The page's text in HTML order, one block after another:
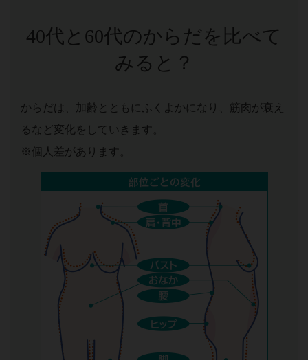
40代と60代のからだを比べて
みると？
からだは、加齢とともにふくよかになり、筋肉が衰え
るなど変化をしていきます。
※個人差があります。